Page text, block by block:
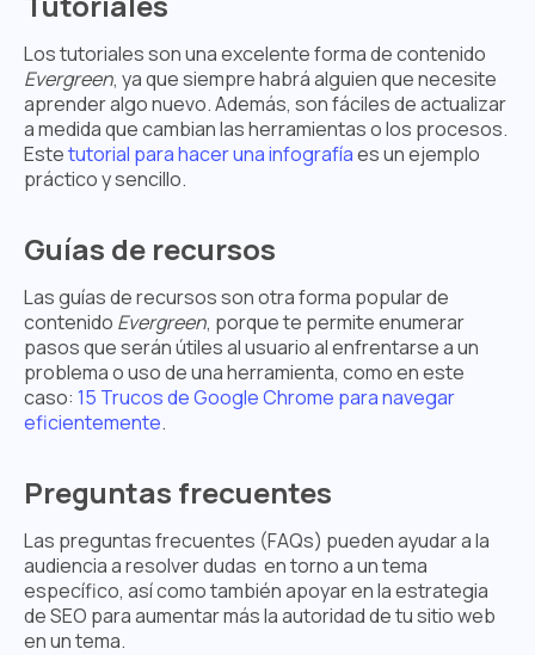
Los tutoriales son una excelente forma de contenido
Evergreen, ya que siempre habrá alguien que necesite
aprender algo nuevo. Además, son fáciles de actualizar
a medida que cambian las herramientas o los procesos.
Estetutorial para hacer una infografíaes un ejemplo
práctico y sencillo.
Guías de recursos
Las guías de recursos son otra forma popular de
contenido Evergreen, porque te permite enumerar
pasos que serán útiles al usuario al enfrentarse a un
problema o uso de una herramienta, como en este
caso: 15 Trucos de Google Chrome para navegar
eficientemente.
Preguntas frecuentes
Las preguntas frecuentes (FAQs) pueden ayudar a la
audiencia a resolver dudas en torno a un tema
específico, así como también apoyar en la estrategia
de SEO para aumentar más la autoridad de tu sitio web
en un tema.